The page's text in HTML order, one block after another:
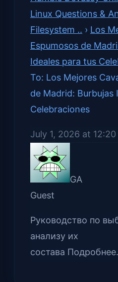
Linux Questions &
Filesystem .. › Los
Espumosos de
Ideales para tus
To: Los Mejores
de Madrid: Burbujas
Celebraciones
July 1, 2026 at
GA
Guest
Руководство по
анализу их
состава Подробнее.